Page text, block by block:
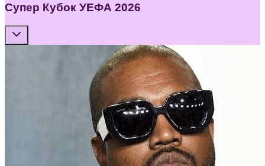
Супер Кубок УЕФА 2026